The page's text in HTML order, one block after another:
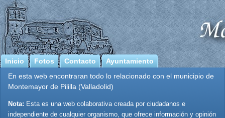
Inicio Fotos Contacto
Ayuntamiento
En esta web encontraran todo lo relacionado con el municipio de
Montemayor de Pililla (Valladolid)
Nota: Esta es una web colaborativa creada por ciudadanos e
independiente de cualquier organismo, que ofrece información y opinión